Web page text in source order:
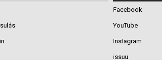
Facebook
YouTube
Instagram
issuu